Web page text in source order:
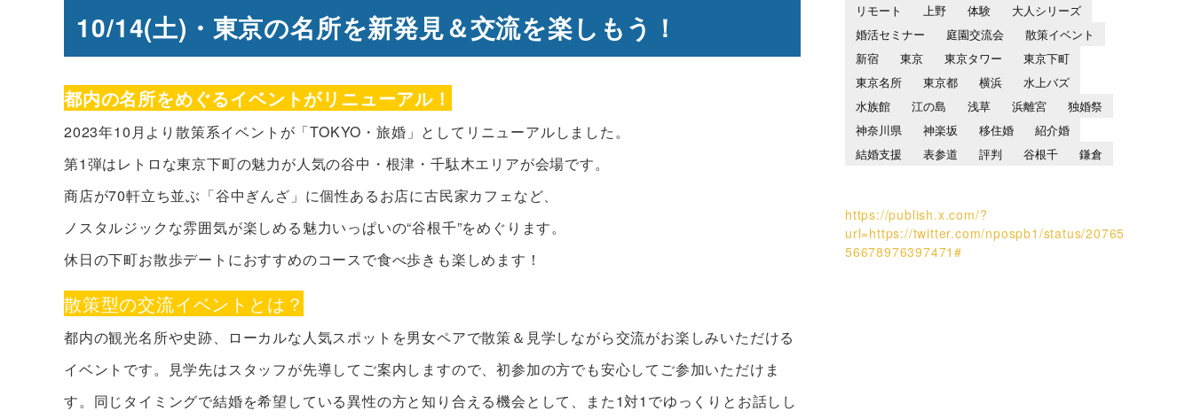
10/14(土)・東京の名所を新発見＆交流を楽しもう！
都内の名所をめぐるイベントがリニューアル！
2023年10月より散策系イベントが「TOKYO・旅婚」としてリニューアルしました。
第1弾はレトロな東京下町の魅力が人気の谷中・根津・千駄木エリアが会場です。
商店が70軒立ち並ぶ「谷中ぎんざ」に個性あるお店に古民家カフェなど、
ノスタルジックな雰囲気が楽しめる魅力いっぱいの“谷根千”をめぐります。
休日の下町お散歩デートにおすすめのコースで食べ歩きも楽しめます！
散策型の交流イベントとは？
都内の観光名所や史跡、ローカルな人気スポットを男女ペアで散策＆見学しながら交流がお楽しみいただける
イベントです。見学先はスタッフが先導してご案内しますので、初参加の方でも安心してご参加いただけま
す。同じタイミングで結婚を希望している異性の方と知り合える機会として、また1対1でゆっくりとお話しし
リモート
上野 体験
大人シリーズ
婚活セミナー
庭園交流会
散策イベント
新宿
東京 東京タワー
東京下町
東京名所
東京都 横浜
水上バズ
水族館
江の島 浅草 浜離宮
独婚祭
神奈川県
神楽坂 移住婚
紹介婚
結婚支援
表参道 評判 谷根千 鎌倉
https://publish.x.com/?
url=https://twitter.com/npospb1/status/20765
56678976397471#